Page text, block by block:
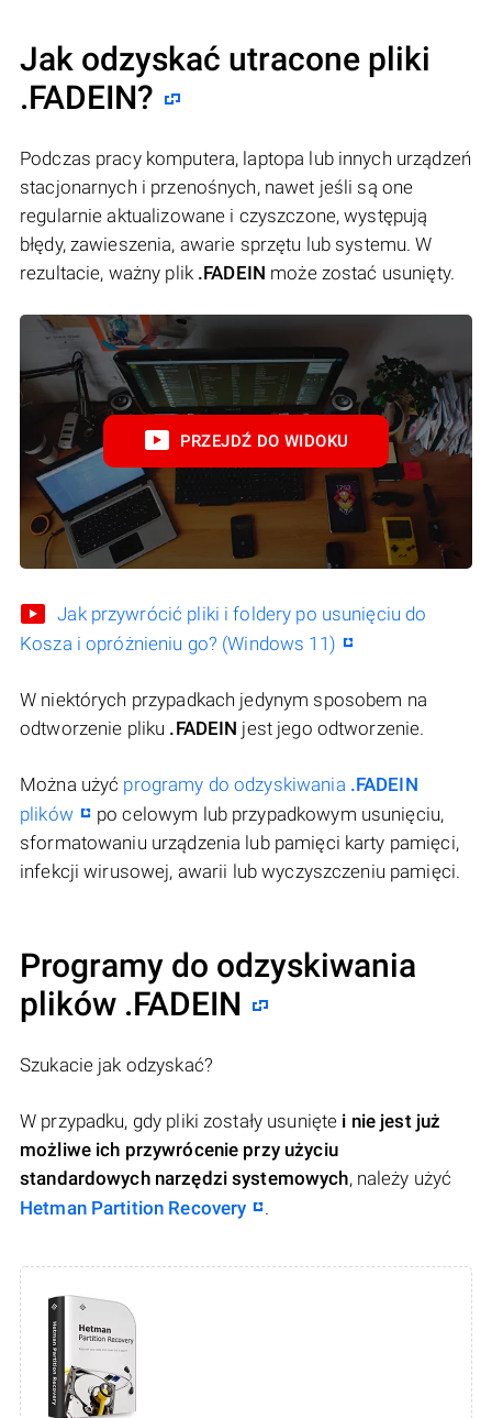
Jak odzyskać utracone pliki
.FADEIN?
Podczas pracy komputera, laptopa lub innych urządzeń
stacjonarnych i przenośnych, nawet jeśli są one
regularnie aktualizowane i czyszczone, występują
błędy, zawieszenia, awarie sprzętu lub systemu. W
rezultacie, ważny plik .FADEIN może zostać usunięty.
PRZEJDŹ DO WIDOKU
Jak przywrócić pliki i foldery po usunięciu do
Kosza i opróżnieniu go? (Windows 11)
W niektórych przypadkach jedynym sposobem na
odtworzenie pliku .FADEIN jest jego odtworzenie.
Można użyć programy do odzyskiwania .FADEIN
plików
po celowym lub przypadkowym usunięciu,
sformatowaniu urządzenia lub pamięci karty pamięci,
infekcji wirusowej, awarii lub wyczyszczeniu pamięci.
Programy do odzyskiwania
plików .FADEIN
Szukacie jak odzyskać?
W przypadku, gdy pliki zostały usunięte i nie jest już
możliwe ich przywrócenie przy użyciu
standardowych narzędzi systemowych, należy użyć
Hetman Partition Recovery
.